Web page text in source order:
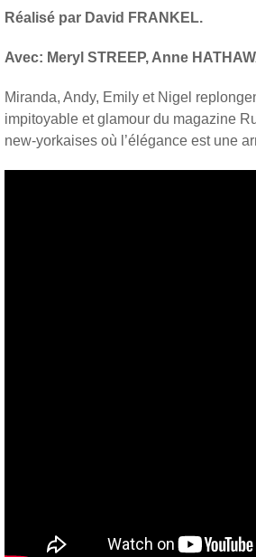
Réalisé par David FRANKEL.
Avec: Meryl STREEP, Anne
Miranda, Andy, Emily et Nigel
impitoyable et glamour du magazine
new-yorkaises où l’élégance est une